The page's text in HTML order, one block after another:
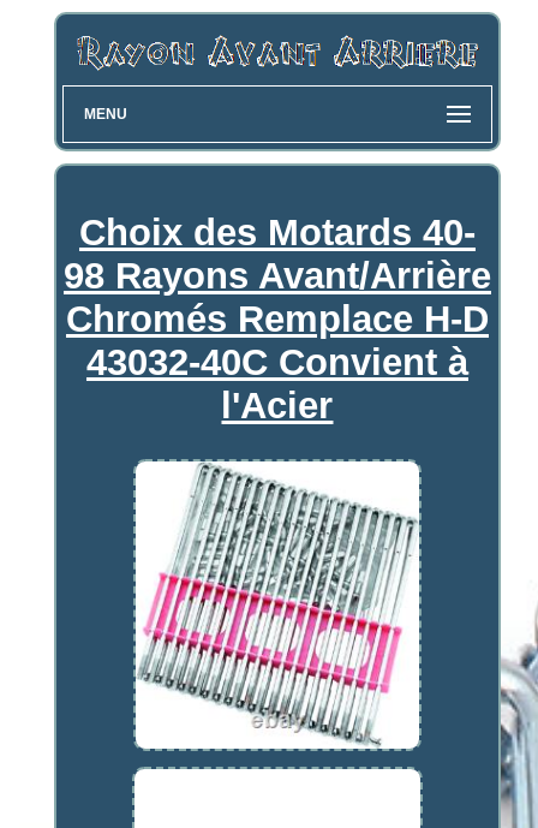
MENU
Choix des Motards 40-
98 Rayons Avant/Arrière
Chromés Remplace H-D
43032-40C Convient à
l'Acier